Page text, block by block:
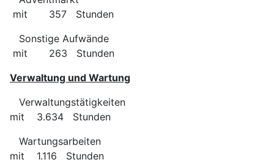
mit 357 Stunden
Sonstige Aufwände
mit 263 Stunden
Verwaltung und Wartung
Verwaltungstätigkeiten
mit 3.634 Stunden
Wartungsarbeiten
mit 1.116 Stunden